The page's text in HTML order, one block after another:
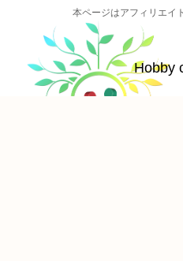
本ページはアフィリエイ
Hobby